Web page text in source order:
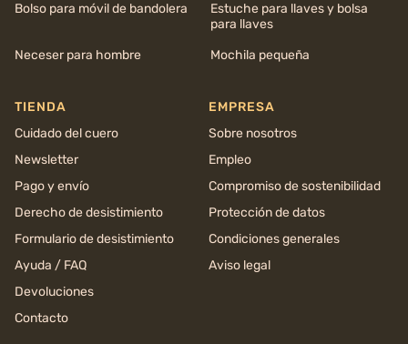
Bolso para móvil de bandolera
Estuche para llaves y bolsa
para llaves
Neceser para hombre
Mochila pequeña
TIENDA
Cuidado del cuero
Newsletter
Pago y envío
Derecho de desistimiento
Formulario de desistimiento
Ayuda / FAQ
Devoluciones
Contacto
EMPRESA
Sobre nosotros
Empleo
Compromiso de sostenibilidad
Protección de datos
Condiciones generales
Aviso legal